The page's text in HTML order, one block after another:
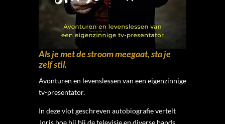
Als je met de stroom meegaat, sta je
zelf stil.
Avonturen en levenslessen van een eigenzinnige
tv-presentator.
In deze vlot geschreven autobiografie vertelt
Joris hoe hij bij de televisie en diverse bands